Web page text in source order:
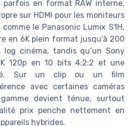
parfois en format RAW interne,
sur HDMI pour les moniteurs
le Panasonic Lumix S1H,
en 6K plein format jusqu’à 200
log cinéma, tandis qu’un Sony
120p en 10 bits 4:2:2 et une
Sur un clip ou un film
avec certaines caméras
devient ténue, surtout
prix penche nettement en
hybrides.